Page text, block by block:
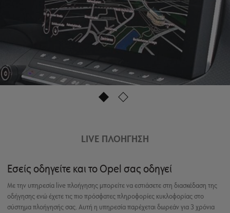
1 2
LIVE ΠΛΟΉΓΗΣΗ
Εσείς οδηγείτε και το Opel σας οδηγεί
Με την υπηρεσία live πλοήγησης μπορείτε να εστιάσετε στη διασκέδαση της
οδήγησης ενώ έχετε τις πιο πρόσφατες πληροφορίες κυκλοφορίας στο
σύστημα πλοήγησής σας. Αυτή η υπηρεσία παρέχεται δωρεάν για 3 χρόνια